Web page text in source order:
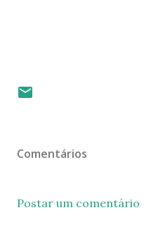
Comentários
Postar um comentário